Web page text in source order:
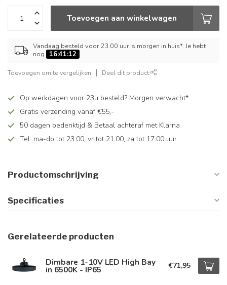
Toevoegen aan winkelwagen
Vandaag besteld voor 23.00 uur is morgen in huis*. Je hebt
nog
16:41:12
Toevoegen om te vergelijken Deel dit product
Op werkdagen voor 23u besteld? Morgen verwacht*
Gratis verzending vanaf €55,-
50 dagen bedenktijd & Betaal achteraf met Klarna
Tel: ma-do tot 23.00, vr tot 21.00, za tot 17.00 uur
Productomschrijving
Specificaties
Gerelateerde producten
Dimbare 1-10V LED High Bay
in 6500K - IP65 €71,95